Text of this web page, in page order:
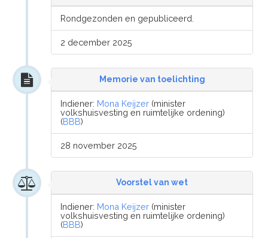
Rondgezonden en gepubliceerd.
2 december 2025
Memorie van toelichting
Indiener: Mona Keijzer (minister
volkshuisvesting en ruimtelijke ordening)
(BBB)
28 november 2025
Voorstel van wet
Indiener: Mona Keijzer (minister
volkshuisvesting en ruimtelijke ordening)
(BBB)